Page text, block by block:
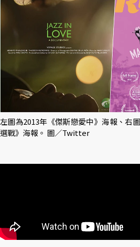
左圖為2013年《傑斯戀愛中》海報、右
選戰》海報。 圖／Twitter